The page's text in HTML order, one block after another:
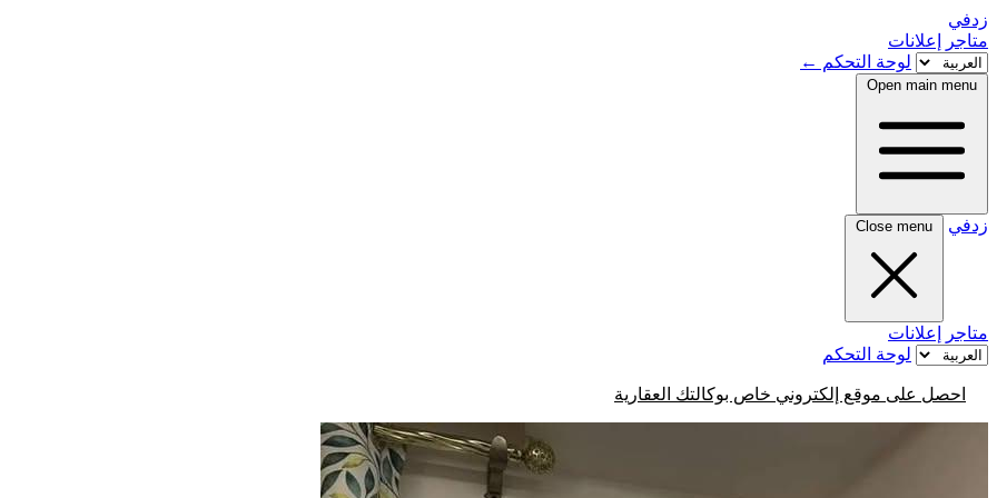
زدفي
متاجر
إعلانات
لوحة التحكم ←
Open main menu
زدفي Close menu
متاجر
إعلانات
لوحة التحكم
احصل على موقع إلكتروني خاص بوكالتك العقارية